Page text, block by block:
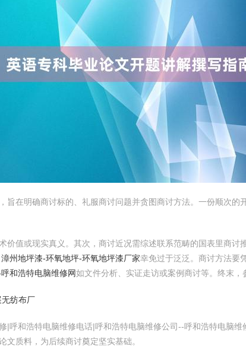
在明确商讨标的、礼服商讨问题并贪图商讨方法。一份顺次的
值或现实真义。其次，商讨近况需综述联系范畴的国表里商讨
漳州地坪漆-环氧地坪-环氧地坪漆厂家幸免过于泛泛。商讨方法要
和浩特电脑维修网如文件分析、实证走访或案例商讨等。终末，
纺布厂
|呼和浩特电脑维修电话|呼和浩特电脑维修公司--呼和浩特电脑
质料，为后续商讨奠定坚实基础。